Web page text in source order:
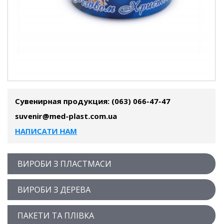
Сувенирная продукция: (063) 066-47-47
suvenir@med-plast.com.ua
НАПИСАТИ НАМ
ВИРОБИ З ПЛАСТМАСИ
ВИРОБИ З ДЕРЕВА
ПАКЕТИ ТА ПЛІВКА